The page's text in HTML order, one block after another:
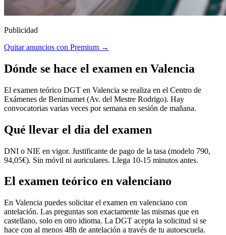
Publicidad
Quitar anuncios con Premium →
Dónde se hace el examen en Valencia
El examen teórico DGT en Valencia se realiza en el Centro de
Exámenes de Benimamet (Av. del Mestre Rodrigo). Hay
convocatorias varias veces por semana en sesión de mañana.
Qué llevar el día del examen
DNI o NIE en vigor. Justificante de pago de la tasa (modelo 790,
94,05€). Sin móvil ni auriculares. Llega 10-15 minutos antes.
El examen teórico en valenciano
En Valencia puedes solicitar el examen en valenciano con
antelación. Las preguntas son exactamente las mismas que en
castellano, solo en otro idioma. La DGT acepta la solicitud si se
hace con al menos 48h de antelación a través de tu autoescuela.